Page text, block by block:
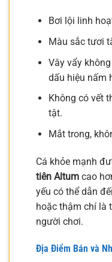
Bơi lội linh
Màu sắc tươi
Vây vẩy
dấu hiệu nấm
Không có vết
tật.
Mắt trong,
Cá khỏe mạnh
tiên Altum cao
yếu có thể dẫn
hoặc thậm chí là
người chơi.
Địa Điểm Bán và